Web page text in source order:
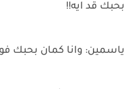
بحبك قد ايه!!
ياسمين: وانا كمان بحبك